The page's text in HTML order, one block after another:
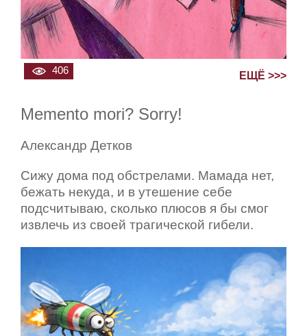
406 ЕЩЁ >>>
Memento mori? Sorry!
Александр Детков
Сижу дома под обстрелами. Мамада нет,
бежать некуда, и в утешение себе
подсчитываю, сколько плюсов я бы смог
извлечь из своей трагической гибели.